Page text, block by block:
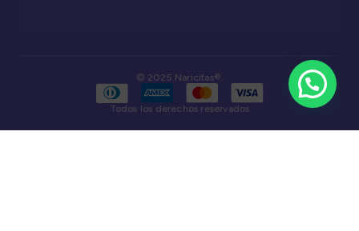
© 2025 Naricitas®.
Todos los derechos reservados